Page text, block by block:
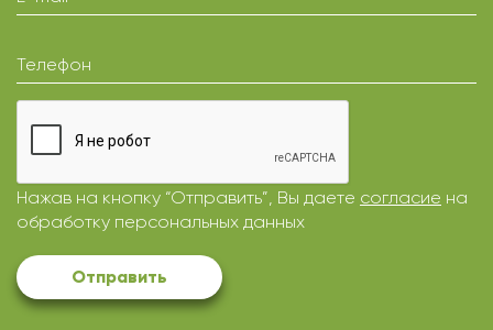
Телефон
Нажав на кнопку “Отправить”, Вы даете согласие на
обработку персональных данных
Отправить